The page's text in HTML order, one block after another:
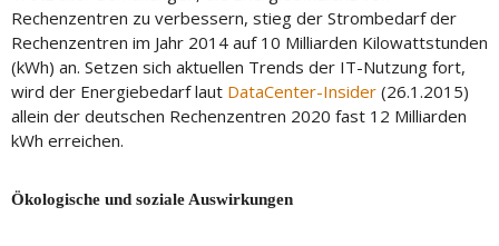
Rechenzentren zu verbessern, stieg der Strombedarf der
Rechenzentren im Jahr 2014 auf 10 Milliarden Kilowattstunden
(kWh) an. Setzen sich aktuellen Trends der IT-Nutzung fort,
wird der Energiebedarf laut DataCenter-Insider (26.1.2015)
allein der deutschen Rechenzentren 2020 fast 12 Milliarden
kWh erreichen.
Ökologische und soziale Auswirkungen